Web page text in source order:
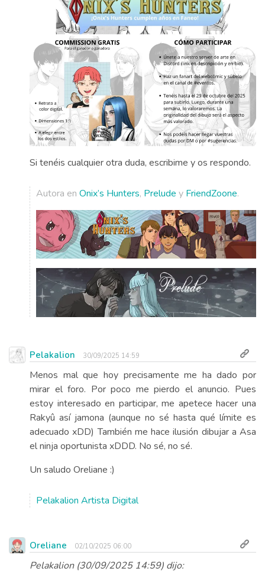
Si tenéis cualquier otra duda, escribime y os respondo.
Autora en Onix’s Hunters, Prelude y FriendZoone.
Pelakalion 30/09/2025 14:59
Menos mal que hoy precisamente me ha dado por
mirar el foro. Por poco me pierdo el anuncio. Pues
estoy interesado en participar, me apetece hacer una
Rakyû así jamona (aunque no sé hasta qué límite es
adecuado xDD) También me hace ilusión dibujar a Asa
el ninja oportunista xDDD. No sé, no sé.
Un saludo Oreliane :)
Pelakalion Artista Digital
Oreliane 02/10/2025 06:00
Pelakalion (30/09/2025 14:59) dijo: